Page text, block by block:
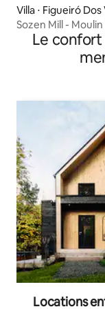
Villa ⋅ Figueiró
Sozen Mill -
Le
Locations